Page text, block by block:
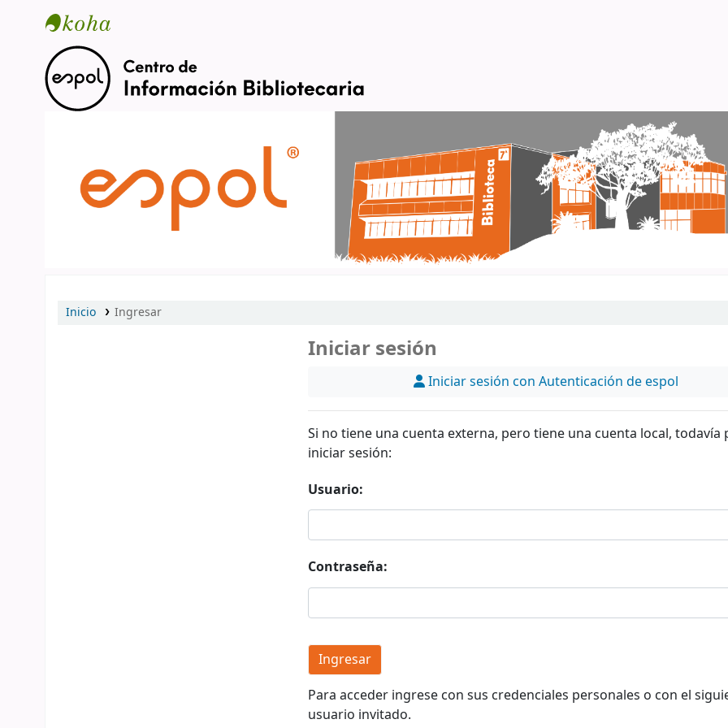
Catálogo en línea
Inicio Ingresar
Iniciar sesión
Iniciar sesión con Autenticación de espol
Si no tiene una cuenta externa, pero tiene una cuenta local, todavía
iniciar sesión:
Usuario:
Contraseña:
Para acceder ingrese con sus credenciales personales o con el
usuario invitado.